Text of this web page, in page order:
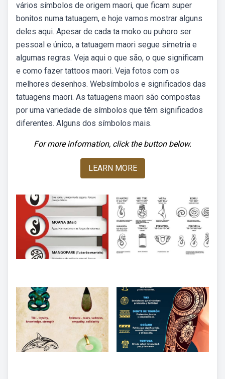
vários símbolos de origem maori, que ficam super
bonitos numa tatuagem, e hoje vamos mostrar alguns
deles aqui. Apesar de cada ta moko ou puhoro ser
pessoal e único, a tatuagem maori segue simetria e
algumas regras. Veja aqui o que são, o que significam
e como fazer tattoos maori. Veja fotos com os
melhores desenhos. Websímbolos e significados das
tatuagens maori. As tatuagens maori são compostas
por uma variedade de símbolos que têm significados
diferentes. Alguns dos símbolos mais.
For more information, click the button below.
LEARN MORE